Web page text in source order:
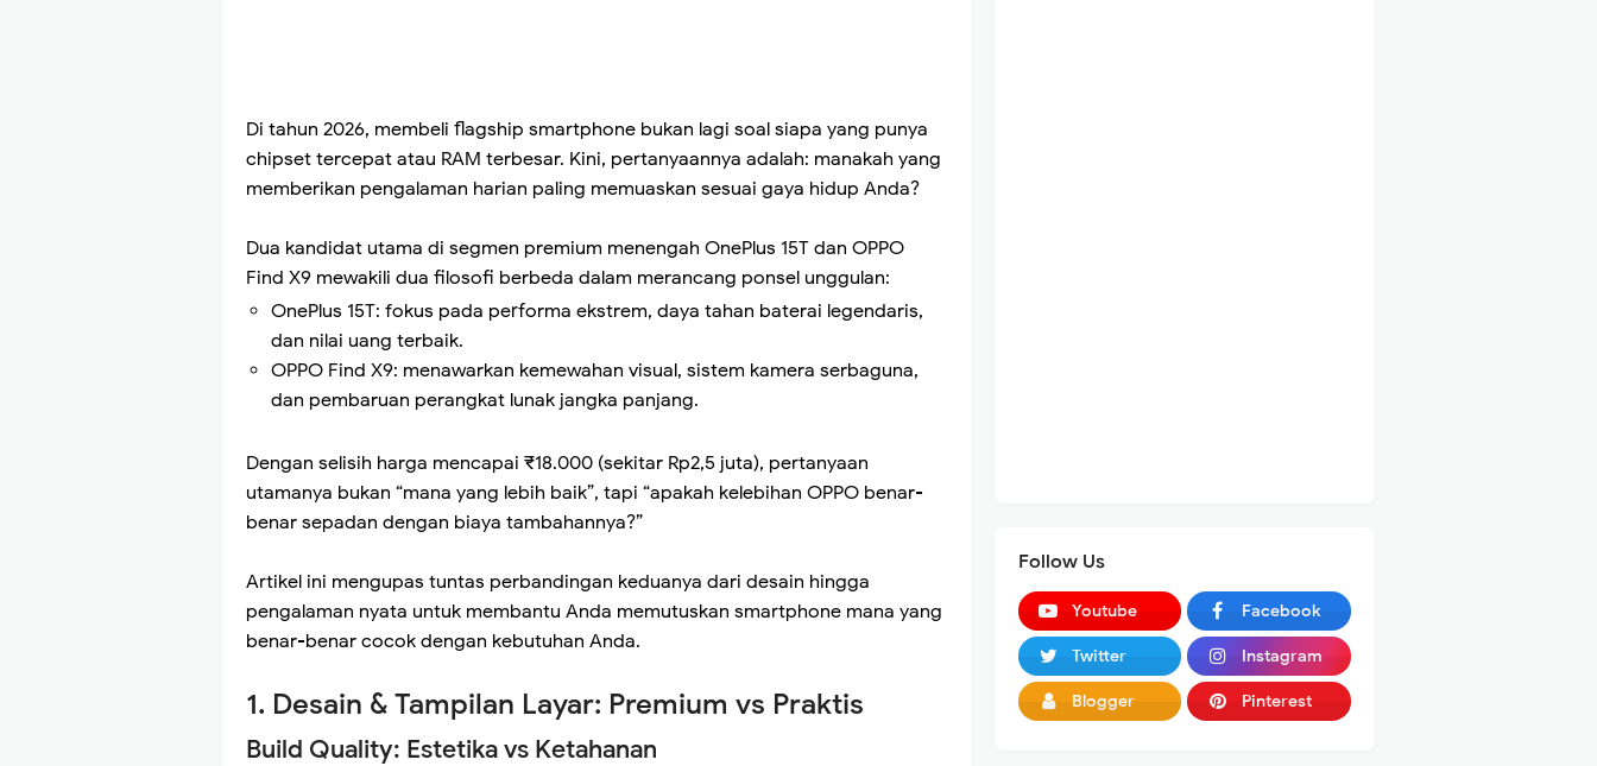
Di tahun 2026, membeli flagship smartphone bukan lagi soal siapa yang punya
chipset tercepat atau RAM terbesar. Kini, pertanyaannya adalah: manakah yang
memberikan pengalaman harian paling memuaskan sesuai gaya hidup Anda?
Dua kandidat utama di segmen premium menengah OnePlus 15T dan OPPO
Find X9 mewakili dua filosofi berbeda dalam merancang ponsel unggulan:
OnePlus 15T: fokus pada performa ekstrem, daya tahan baterai legendaris,
dan nilai uang terbaik.
OPPO Find X9: menawarkan kemewahan visual, sistem kamera serbaguna,
dan pembaruan perangkat lunak jangka panjang.
Dengan selisih harga mencapai ₹18.000 (sekitar Rp2,5 juta), pertanyaan
utamanya bukan “mana yang lebih baik”, tapi “apakah kelebihan OPPO benar-
benar sepadan dengan biaya tambahannya?”
Artikel ini mengupas tuntas perbandingan keduanya dari desain hingga
pengalaman nyata untuk membantu Anda memutuskan smartphone mana yang
benar-benar cocok dengan kebutuhan Anda.
1. Desain & Tampilan Layar: Premium vs Praktis
Build Quality: Estetika vs Ketahanan
Follow Us
Youtube Facebook
Twitter Instagram
Blogger Pinterest